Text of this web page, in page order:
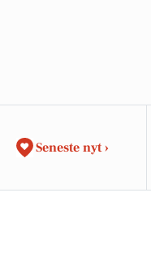
Seneste nyt ›